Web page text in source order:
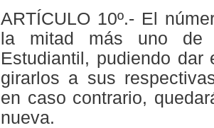
ARTÍCULO 10º.- El
la mitad más uno de
Estudiantil, pudiendo
girarlos a sus
en caso contrario,
nueva.